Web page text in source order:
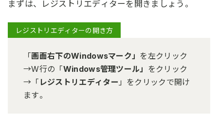
まずは、レジストリエディターを開きましょう。
レジストリエディターの開き方
「画面右下のWindowsマーク」 を左クリック
→W行の「Windows管理ツール」
をクリック
→「 レジストリエディター 」をクリックで開け
ます。